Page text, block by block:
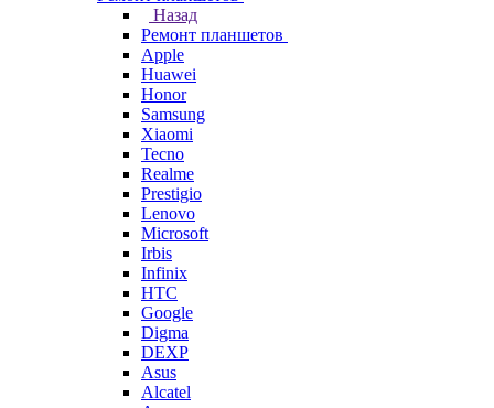
Назад
Ремонт планшетов
Apple
Huawei
Honor
Samsung
Xiaomi
Tecno
Realme
Prestigio
Lenovo
Microsoft
Irbis
Infinix
HTC
Google
Digma
DEXP
Asus
Alcatel